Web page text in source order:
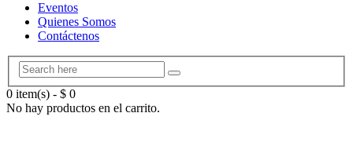
Eventos
Quienes Somos
Contáctenos
0 item(s) - $ 0
No hay productos en el carrito.